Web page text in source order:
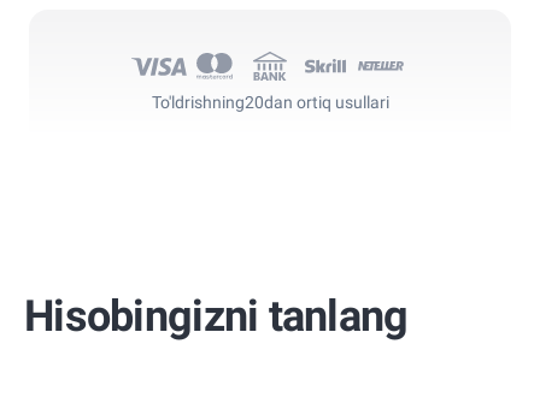
To'ldrishning20dan ortiq usullari
Hisobingizni tanlang